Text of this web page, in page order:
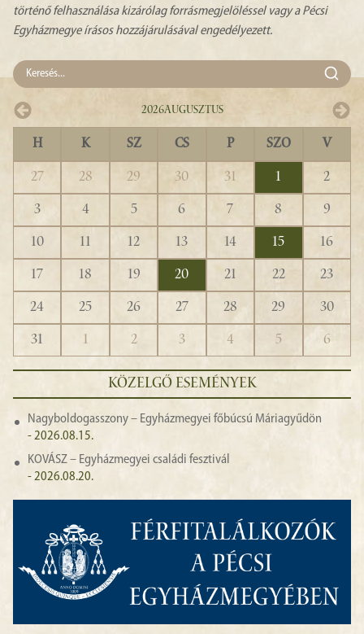
történő felhasználása kizárólag forrásmegjelöléssel vagy a Pécsi
Egyházmegye írásos hozzájárulásával engedélyezett.
2026Augusztus
H K SZ CS P SZO V
27 28 29 30 31 1
2
3
4 5 6 7 8
9
10
11 12 13 14 15
16
17
18 19 20 21 22
23
24
25 26 27 28 29
30
31
1 2 3 4 5 6
KÖZELGŐ ESEMÉNYEK
Nagyboldogasszony – Egyházmegyei főbúcsú Máriagyűdön
- 2026.08.15.
KOVÁSZ – Egyházmegyei családi fesztivál
- 2026.08.20.